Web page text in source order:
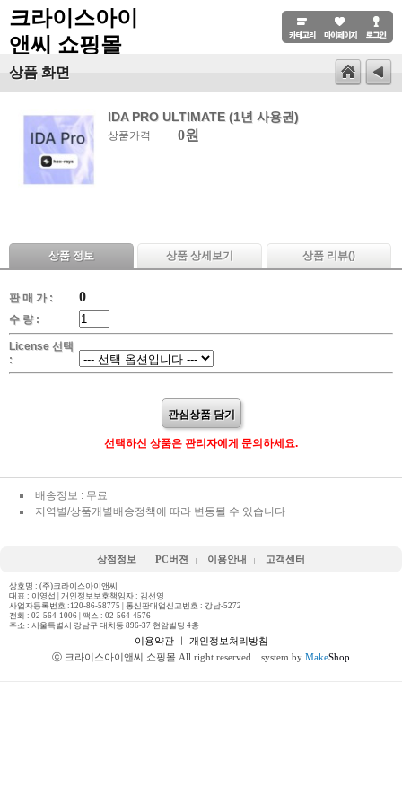
크라이스아이
앤씨 쇼핑몰
상품 화면
IDA PRO ULTIMATE (1년 사용권)
상품가격 0원
상품 정보 상품 상세보기 상품 리뷰()
판 매 가 : 0
수 량 :
License 선택
:
관심상품 담기
선택하신 상품은 관리자에게 문의하세요.
배송정보 : 무료
지역별/상품개별배송정책에 따라 변동될 수 있습니다
상점정보 PC버젼 이용안내 고객센터
상호명 : (주)크라이스아이앤씨
대표 : 이영섭 | 개인정보보호책임자 : 김선영
사업자등록번호 :120-86-58775 | 통신판매업신고번호 : 강남-5272
전화 : 02-564-1006 | 팩스 : 02-564-4576
주소 : 서울특별시 강남구 대치동 896-37 현암빌딩 4층
이용약관ㅣ 개인정보처리방침
ⓒ 크라이스아이앤씨 쇼핑몰 All right reserved.
system by MakeShop